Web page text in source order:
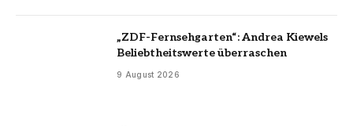
„ZDF-Fernsehgarten“: Andrea Kiewels
Beliebtheitswerte überraschen
9 August 2026